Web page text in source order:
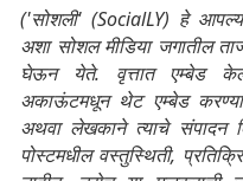
('सोशली' (SocialLY) हे
अशा सोशल मीडिया जगातील
घेऊन येते. वृत्तात एम्बेड
अकाऊंटमधून थेट एम्बेड
अथवा लेखकाने त्याचे संपादन
पोस्टमधील वस्तुस्थिती,